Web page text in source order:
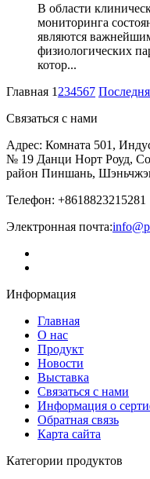
В области
мониторинга
являются
физиологических
котор...
Главная 1 234567
Связаться с нами
Адрес: Комната 501,
№ 19 Данци Норт Роуд,
район Пиншань,
Телефон: +8618823215281
Электронная почта:
Информация
Главная
О нас
Продукт
Новости
Выставка
Связаться с нами
Информация о
Обратная связь
Карта сайта
Категории продуктов